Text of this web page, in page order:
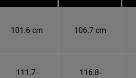
101.6 cm 106.7 cm
111.7-
116.8-